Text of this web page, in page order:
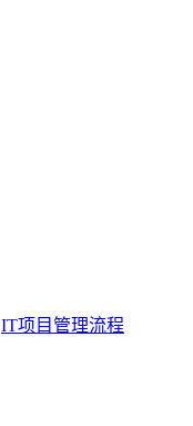
IT项目管理流程